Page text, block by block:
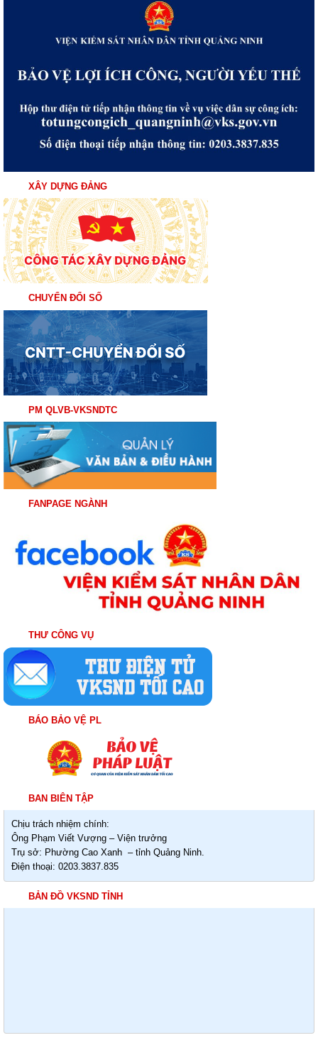
XÂY DỰNG ĐẢNG
CHUYỂN ĐỔI SỐ
PM QLVB-VKSNDTC
FANPAGE NGÀNH
THƯ CÔNG VỤ
BÁO BẢO VỆ PL
BAN BIÊN TẬP
Chịu trách nhiệm chính:
Ông Phạm Viết Vượng – Viện trưởng
Trụ sở: Phường Cao Xanh – tỉnh Quảng Ninh.
Điện thoại: 0203.3837.835
BẢN ĐỒ VKSND TỈNH